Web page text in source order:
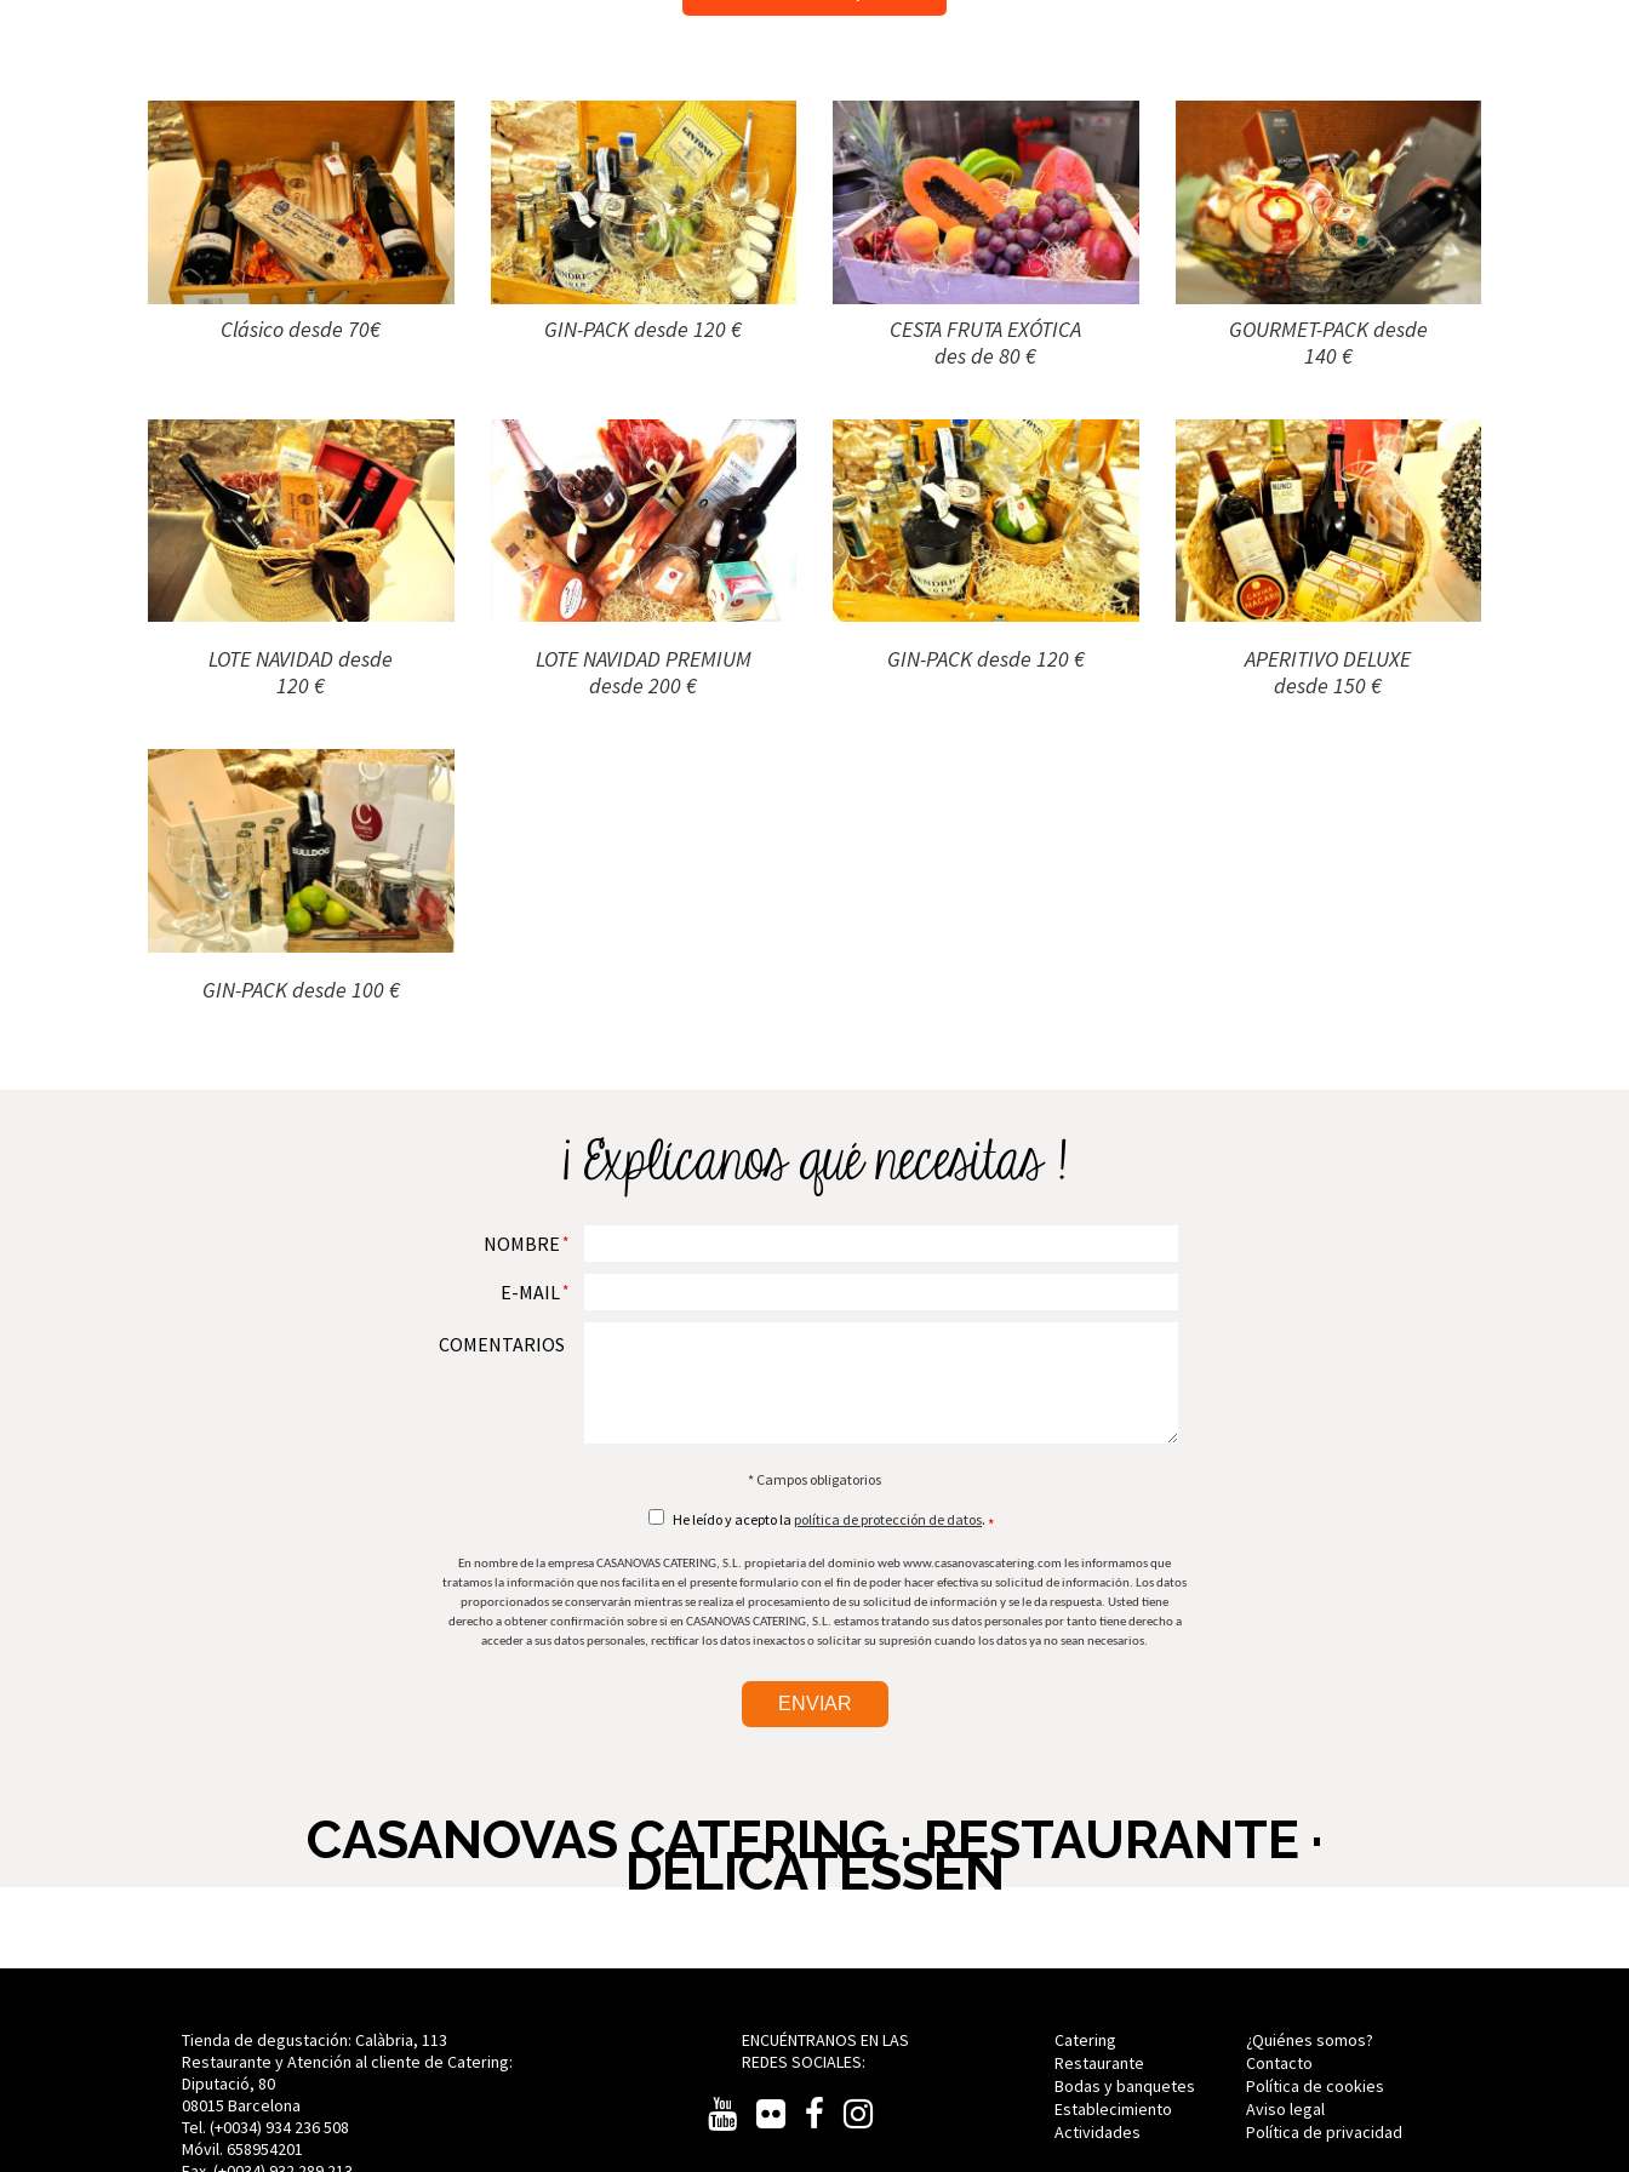
Clásico desde 70€ GIN-PACK desde 120 €
CESTA FRUTA EXÓTICA
des de 80 €
GOURMET-PACK desde
140 €
LOTE NAVIDAD desde
120 €
LOTE NAVIDAD PREMIUM
desde 200 €
GIN-PACK desde 120 €
APERITIVO DELUXE
desde 150 €
GIN-PACK desde 100 €
¡ Explícanos qué necesitas !
NOMBRE*
E-MAIL*
COMENTARIOS
* Campos obligatorios
He leído y acepto la política de protección de datos. *
En nombre de la empresa CASANOVAS CATERING, S.L. propietaria del dominio web www.casanovascatering.com les informamos que
tratamos la información que nos facilita en el presente formulario con el fin de poder hacer efectiva su solicitud de información. Los datos
proporcionados se conservarán mientras se realiza el procesamiento de su solicitud de información y se le da respuesta. Usted tiene
derecho a obtener confirmación sobre si en CASANOVAS CATERING, S.L. estamos tratando sus datos personales por tanto tiene derecho a
acceder a sus datos personales, rectificar los datos inexactos o solicitar su supresión cuando los datos ya no sean necesarios.
CASANOVAS CATERING · RESTAURANTE ·
DELICATESSEN
Tienda de degustación: Calàbria, 113
Restaurante y Atención al cliente de Catering:
Diputació, 80
08015 Barcelona
Tel. (+0034) 934 236 508
Móvil. 658954201
ENCUÉNTRANOS EN LAS
REDES SOCIALES:
Catering
Restaurante
Bodas y banquetes
Establecimiento
Actividades
¿Quiénes somos?
Contacto
Política de cookies
Aviso legal
Política de privacidad